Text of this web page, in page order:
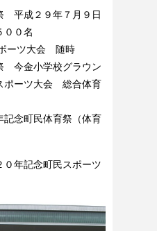
平成２９年７月９日
００名
大会 随時
今金小学校グラウン
ツ大会 総合体育
念町民体育祭（体育
念町民スポーツ